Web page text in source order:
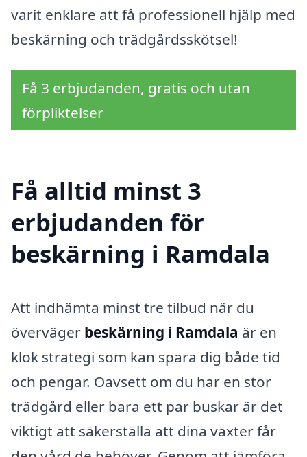
varit enklare att få professionell hjälp med
beskärning och trädgårdsskötsel!
Få 3 erbjudanden, gratis och utan
förpliktelser
Få alltid minst 3
erbjudanden för
beskärning i Ramdala
Att indhämta minst tre tilbud när du
överväger beskärning i Ramdala är en
klok strategi som kan spara dig både tid
och pengar. Oavsett om du har en stor
trädgård eller bara ett par buskar är det
viktigt att säkerställa att dina växter får